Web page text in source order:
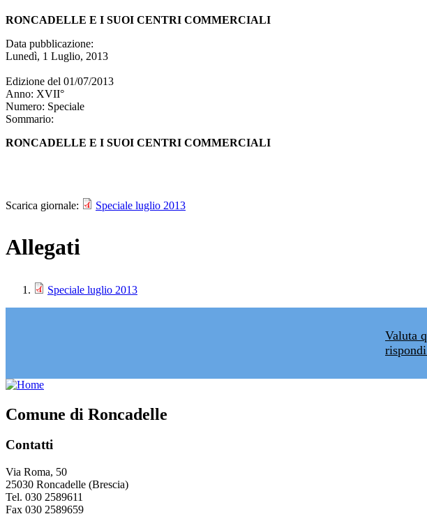
RONCADELLE E I SUOI CENTRI COMMERCIALI
Data pubblicazione:
Lunedì, 1 Luglio, 2013
Edizione del 01/07/2013
Anno: XVII°
Numero: Speciale
Sommario:
RONCADELLE E I SUOI CENTRI COMMERCIALI
Scarica giornale: Speciale luglio 2013
Allegati
Speciale luglio 2013
Valuta
Comune di Roncadelle
Contatti
Via Roma, 50
25030 Roncadelle (Brescia)
Tel. 030 2589611
Fax 030 2589659